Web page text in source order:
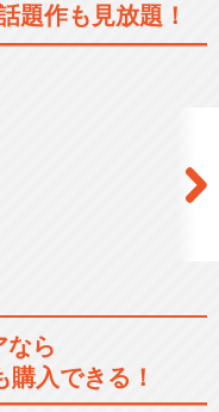
題作も見放題！
なら
入できる！